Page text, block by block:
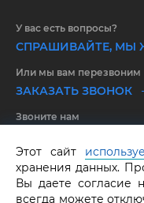
GRAF КОЛЬЦОВ. Все
У вас есть вопросы?
СПРАШИВАЙТЕ, МЫ
Или мы вам перезвоним
ЗАКАЗАТЬ ЗВОНОК
Звоните нам
Этот сайт
хранения данных.
Вы даете согласие
всегда можете